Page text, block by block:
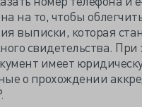
на то, чтобы
выписки, которая
свидетельства. При
имеет
о прохождении